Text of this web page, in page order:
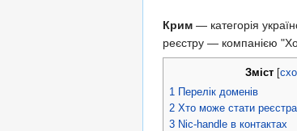
Крим — категорія
реєстру — компанією
Зміст[
1 Перелік доменів
2 Хто може стати
3 Nic-handle в контактах